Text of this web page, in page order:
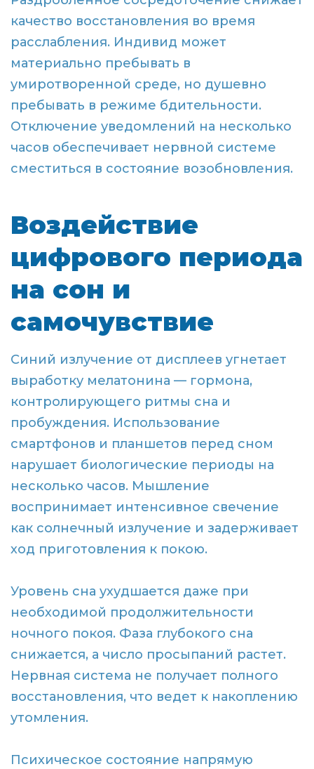
качество восстановления во время
расслабления. Индивид может
материально пребывать в
умиротворенной среде, но душевно
пребывать в режиме бдительности.
Отключение уведомлений на несколько
часов обеспечивает нервной системе
сместиться в состояние возобновления.
Воздействие
цифрового периода
на сон и
самочувствие
Синий излучение от дисплеев угнетает
выработку мелатонина — гормона,
контролирующего ритмы сна и
пробуждения. Использование
смартфонов и планшетов перед сном
нарушает биологические периоды на
несколько часов. Мышление
воспринимает интенсивное свечение
как солнечный излучение и задерживает
ход приготовления к покою.
Уровень сна ухудшается даже при
необходимой продолжительности
ночного покоя. Фаза глубокого сна
снижается, а число просыпаний растет.
Нервная система не получает полного
восстановления, что ведет к накоплению
утомления.
Психическое состояние напрямую